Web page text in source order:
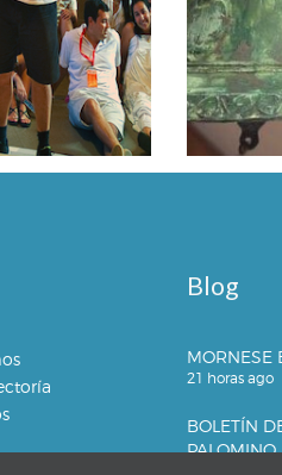
Blog
MORNESE
21 horas ago
BOLETÍN
PALOMINO